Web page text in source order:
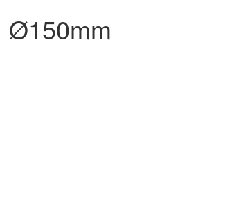
Ø150mm